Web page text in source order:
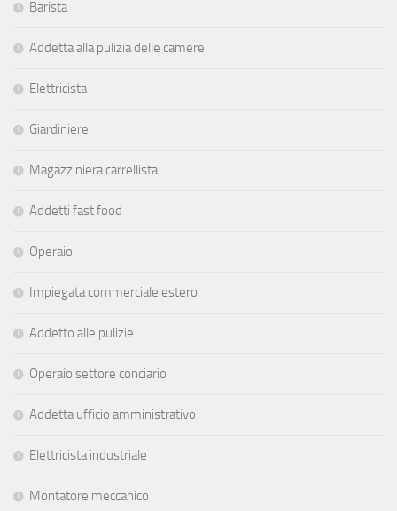
Barista
Addetta alla pulizia delle camere
Elettricista
Giardiniere
Magazziniera carrellista
Addetti fast food
Operaio
Impiegata commerciale estero
Addetto alle pulizie
Operaio settore conciario
Addetta ufficio amministrativo
Elettricista industriale
Montatore meccanico